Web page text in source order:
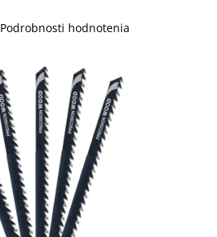
Podrobnosti hodnotenia